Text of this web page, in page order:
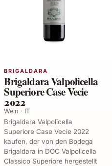
jeden festlichen Moment
zu geniessen oder als
und die harmonische Süße
BRIGALDARA
Brigaldara Valpolicella
Superiore Case Vecie
2022
Wein · IT
Brigaldara Valpolicella
Superiore Case Vecie 2022
kaufen, der von den Bodega
Brigaldara in DOC Valpolicella
Classico Superiore hergestellt